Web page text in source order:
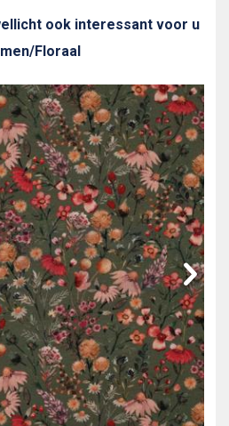
ook interessant voor u
Floraal